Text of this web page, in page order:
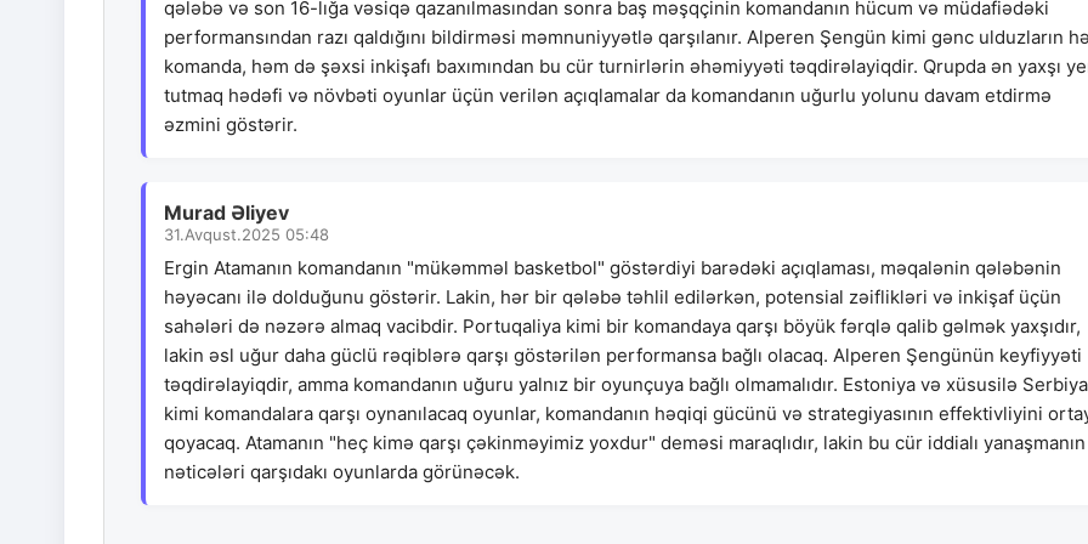
qələbə və son 16-lığa vəsiqə qazanılmasından sonra baş məşqçinin komandanın hücum və müdafiədəki
performansından razı qaldığını bildirməsi məmnuniyyətlə qarşılanır. Alperen Şengün kimi gənc ulduzların
komanda, həm də şəxsi inkişafı baxımından bu cür turnirlərin əhəmiyyəti təqdirəlayiqdir. Qrupda ən yaxşı
tutmaq hədəfi və növbəti oyunlar üçün verilən açıqlamalar da komandanın uğurlu yolunu davam etdirmə
əzmini göstərir.
Murad Əliyev
31.Avqust.2025 05:48
Ergin Atamanın komandanın "mükəmməl basketbol" göstərdiyi barədəki açıqlaması, məqalənin qələbənin
həyəcanı ilə dolduğunu göstərir. Lakin, hər bir qələbə təhlil edilərkən, potensial zəiflikləri və inkişaf üçün
sahələri də nəzərə almaq vacibdir. Portuqaliya kimi bir komandaya qarşı böyük fərqlə qalib gəlmək yaxşıdır,
lakin əsl uğur daha güclü rəqiblərə qarşı göstərilən performansa bağlı olacaq. Alperen Şengünün keyfiyyəti
təqdirəlayiqdir, amma komandanın uğuru yalnız bir oyunçuya bağlı olmamalıdır. Estoniya və xüsusilə Serbiya
kimi komandalara qarşı oynanılacaq oyunlar, komandanın həqiqi gücünü və strategiyasının effektivliyini
qoyacaq. Atamanın "heç kimə qarşı çəkinməyimiz yoxdur" deməsi maraqlıdır, lakin bu cür iddialı yanaşmanın
nəticələri qarşıdakı oyunlarda görünəcək.